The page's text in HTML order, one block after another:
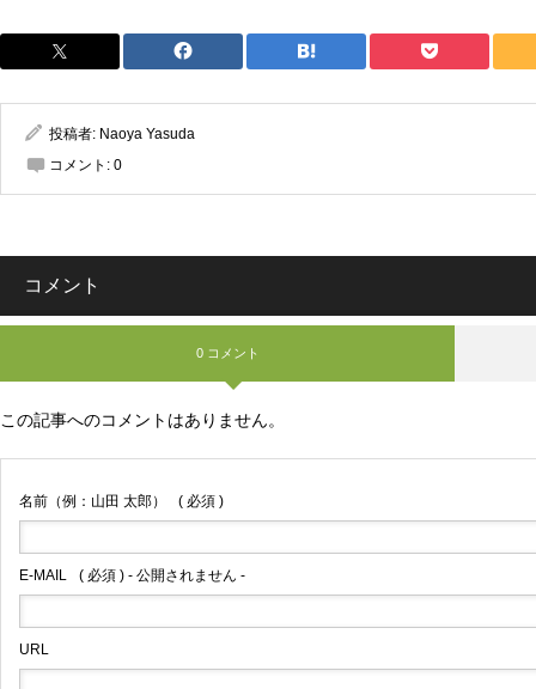
投稿者: Naoya Yasuda
コメント: 0
コメント
0 コメント
この記事へのコメントはありません。
名前（例：山田 太郎） ( 必須 )
E-MAIL ( 必須 ) - 公開されません -
URL